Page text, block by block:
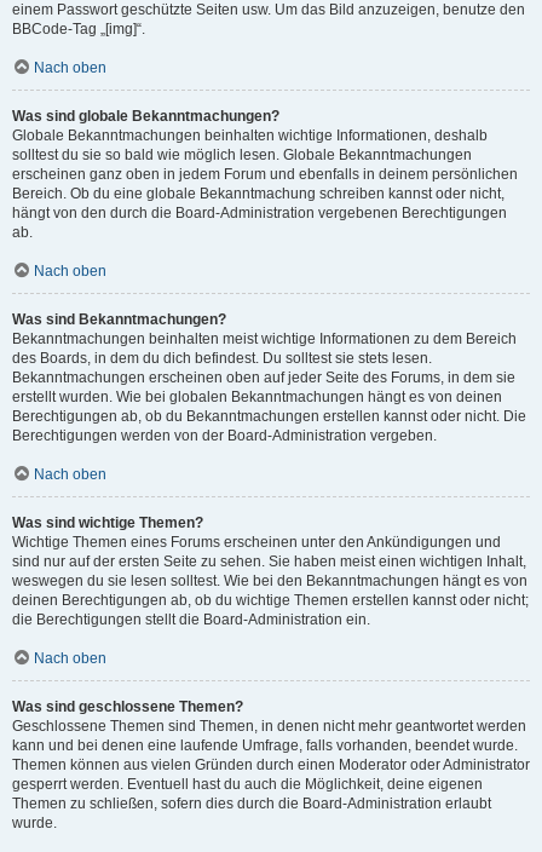
einem Passwort geschützte Seiten usw. Um das Bild anzuzeigen, benutze den
BBCode-Tag „[img]“.
Nach oben
Was sind globale Bekanntmachungen?
Globale Bekanntmachungen beinhalten wichtige Informationen, deshalb
solltest du sie so bald wie möglich lesen. Globale Bekanntmachungen
erscheinen ganz oben in jedem Forum und ebenfalls in deinem persönlichen
Bereich. Ob du eine globale Bekanntmachung schreiben kannst oder nicht,
hängt von den durch die Board-Administration vergebenen Berechtigungen
ab.
Nach oben
Was sind Bekanntmachungen?
Bekanntmachungen beinhalten meist wichtige Informationen zu dem Bereich
des Boards, in dem du dich befindest. Du solltest sie stets lesen.
Bekanntmachungen erscheinen oben auf jeder Seite des Forums, in dem sie
erstellt wurden. Wie bei globalen Bekanntmachungen hängt es von deinen
Berechtigungen ab, ob du Bekanntmachungen erstellen kannst oder nicht. Die
Berechtigungen werden von der Board-Administration vergeben.
Nach oben
Was sind wichtige Themen?
Wichtige Themen eines Forums erscheinen unter den Ankündigungen und
sind nur auf der ersten Seite zu sehen. Sie haben meist einen wichtigen Inhalt,
weswegen du sie lesen solltest. Wie bei den Bekanntmachungen hängt es von
deinen Berechtigungen ab, ob du wichtige Themen erstellen kannst oder nicht;
die Berechtigungen stellt die Board-Administration ein.
Nach oben
Was sind geschlossene Themen?
Geschlossene Themen sind Themen, in denen nicht mehr geantwortet werden
kann und bei denen eine laufende Umfrage, falls vorhanden, beendet wurde.
Themen können aus vielen Gründen durch einen Moderator oder Administrator
gesperrt werden. Eventuell hast du auch die Möglichkeit, deine eigenen
Themen zu schließen, sofern dies durch die Board-Administration erlaubt
wurde.